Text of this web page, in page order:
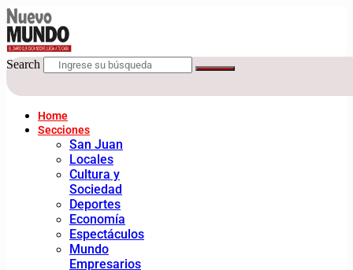
Search
Home
Secciones
San Juan
Locales
Cultura y
Sociedad
Deportes
Economía
Espectáculos
Mundo
Empresarios